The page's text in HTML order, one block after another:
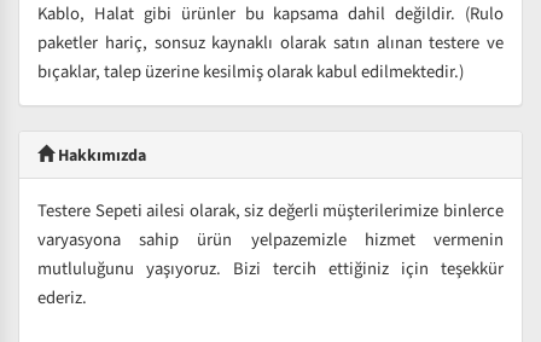
Kablo, Halat gibi ürünler bu kapsama dahil değildir. (Rulo
paketler hariç, sonsuz kaynaklı olarak satın alınan testere ve
bıçaklar, talep üzerine kesilmiş olarak kabul edilmektedir.)
Hakkımızda
Testere Sepeti ailesi olarak, siz değerli müşterilerimize binlerce
varyasyona sahip ürün yelpazemizle hizmet vermenin
mutluluğunu yaşıyoruz. Bizi tercih ettiğiniz için teşekkür
ederiz.